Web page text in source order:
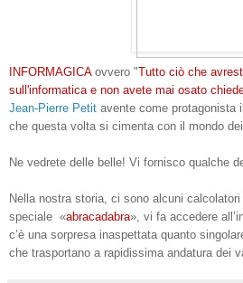
INFORMAGICAovvero "Tutto ciò che
sull'informatica e non avete mai osato
Jean-Pierre Petit avente come protagonista
che questa volta si cimenta con il mondo
Ne vedrete delle belle! Vi fornisco qualche
Nella nostra storia, ci sono alcuni
speciale «abracadabra», vi fa accedere
c’è una sorpresa inaspettata quanto
che trasportano a rapidissima andatura dei